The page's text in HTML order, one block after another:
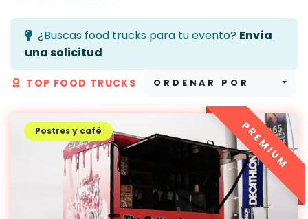
¿Buscas food trucks para tu evento? Envía
una solicitud
TOP FOOD TRUCKS ORDENAR POR
Postres y café PREMIUM